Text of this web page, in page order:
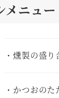
メニュー
・燻製の盛り
・かつおのた